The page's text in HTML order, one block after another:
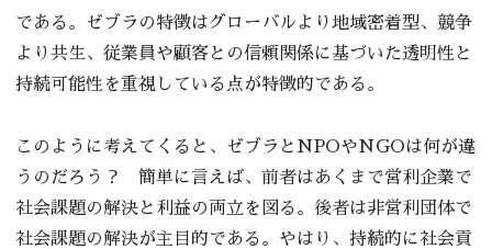
である。ゼブラの特徴はグローバルより地域密着型、競争
より共生、従業員や顧客との信頼関係に基づいた透明性と
持続可能性を重視している点が特徴的である。
このように考えてくると、ゼブラとNPOやNGOは何が違
うのだろう？ 簡単に言えば、前者はあくまで営利企業で
社会課題の解決と利益の両立を図る。後者は非営利団体で
社会課題の解決が主目的である。やはり、持続的に社会貢